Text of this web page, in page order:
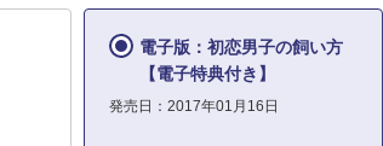
電子版：初恋男子の飼い方
【電子特典付き】
発売日：2017年01月16日